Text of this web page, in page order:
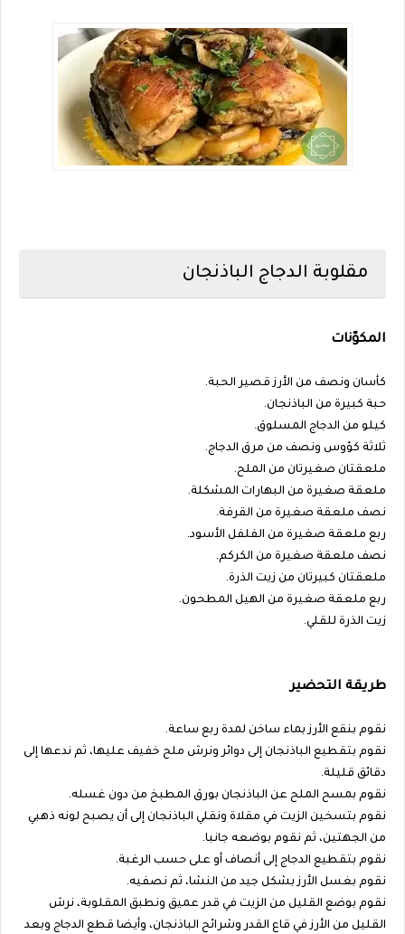
مقلوبة الدجاج الباذنجان
المكوّنات
كأسان ونصف من الأرز قصير الحبة.
حبة كبيرة من الباذنجان.
كيلو من الدجاج المسلوق.
ثلاثة كؤوس ونصف من مرق الدجاج.
ملعقتان صغيرتان من الملح.
ملعقة صغيرة من البهارات المشكلة.
نصف ملعقة صغيرة من القرفة.
ربع ملعقة صغيرة من الفلفل الأسود.
نصف ملعقة صغيرة من الكركم.
ملعقتان كبيرتان من زيت الذرة.
ربع ملعقة صغيرة من الهيل المطحون.
زيت الذرة للقلي.
طريقة التحضير
نقوم بنقع الأرز بماء ساخن لمدة ربع ساعة.
نقوم بتقطيع الباذنجان إلى دوائر ونرش ملح خفيف عليها، ثم ندعها إلى
دقائق قليلة.
نقوم بمسح الملح عن الباذنجان بورق المطبخ من دون غسله.
نقوم بتسخين الزيت في مقلاة ونقلي الباذنجان إلى أن يصبح لونه ذهبي
من الجهتين، ثم نقوم بوضعه جانبا.
نقوم بتقطيع الدجاج إلى أنصاف أو على حسب الرغبة.
نقوم بغسل الأرز بشكل جيد من النشا، ثم نصفيه.
نقوم بوضع القليل من الزيت في قدر عميق ونطبق المقلوبة، نرش
القليل من الأرز في قاع القدر وشرائح الباذنجان، وأيضا قطع الدجاج وبعد